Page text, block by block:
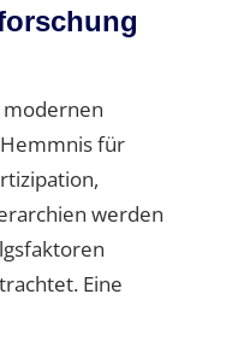
für
werden
Eine